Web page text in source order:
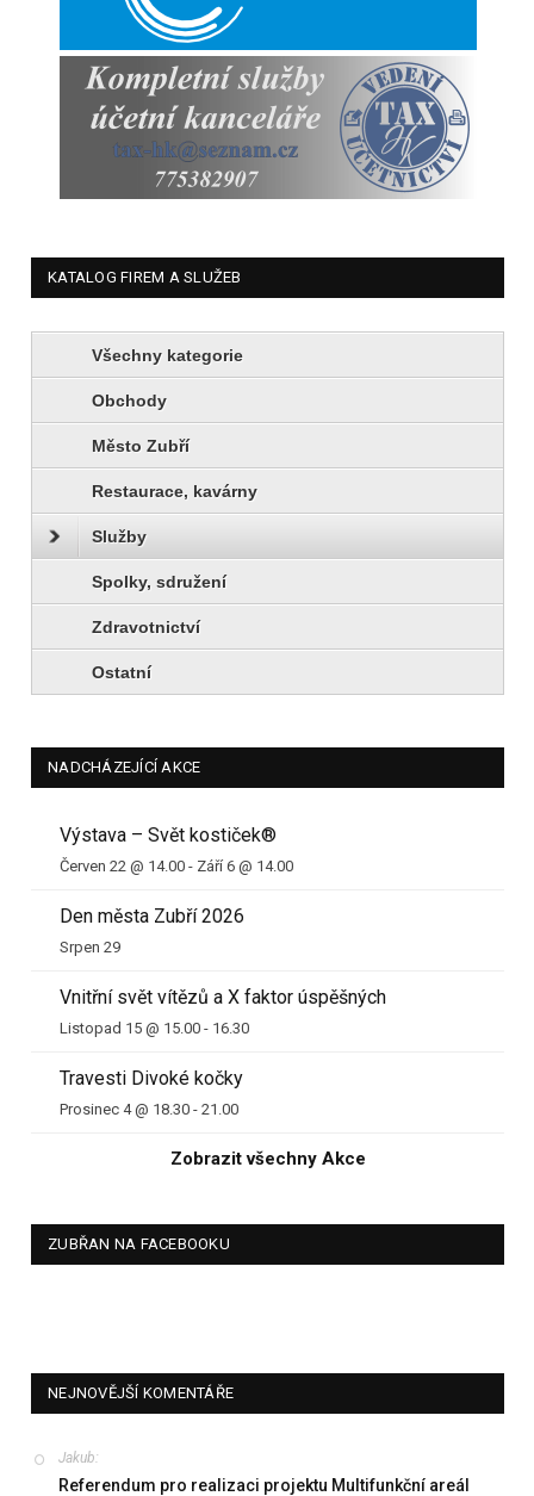
KATALOG FIREM A SLUŽEB
Všechny kategorie
Obchody
Město Zubří
Restaurace, kavárny
Služby
Spolky, sdružení
Zdravotnictví
Ostatní
NADCHÁZEJÍCÍ AKCE
Výstava – Svět kostiček®
Červen 22 @ 14.00 - Září 6 @ 14.00
Den města Zubří 2026
Srpen 29
Vnitřní svět vítězů a X faktor úspěšných
Listopad 15 @ 15.00 - 16.30
Travesti Divoké kočky
Prosinec 4 @ 18.30 - 21.00
Zobrazit všechny Akce
ZUBŘAN NA FACEBOOKU
NEJNOVĚJŠÍ KOMENTÁŘE
Jakub:
Referendum pro realizaci projektu Multifunkční areál